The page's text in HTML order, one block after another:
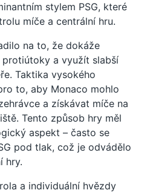
stylem PSG, které
míče a centrální hru.
na to, že dokáže
a využít slabší
Taktika vysokého
to, aby Monaco mohlo
a získávat míče na
Tento způsob hry měl
aspekt – často se
pod tlak, což je odvádělo
hry.
a individuální hvězdy